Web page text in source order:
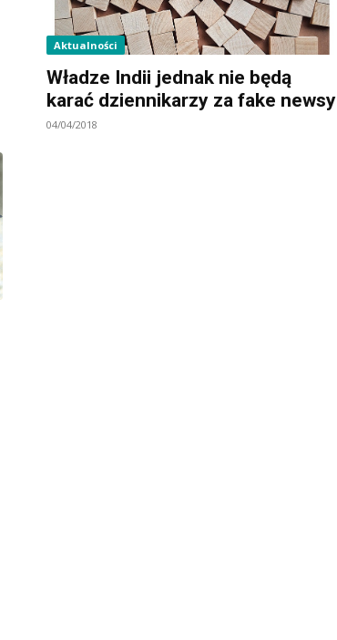
Aktualności
Władze Indii jednak nie będą
karać dziennikarzy za fake newsy
04/04/2018